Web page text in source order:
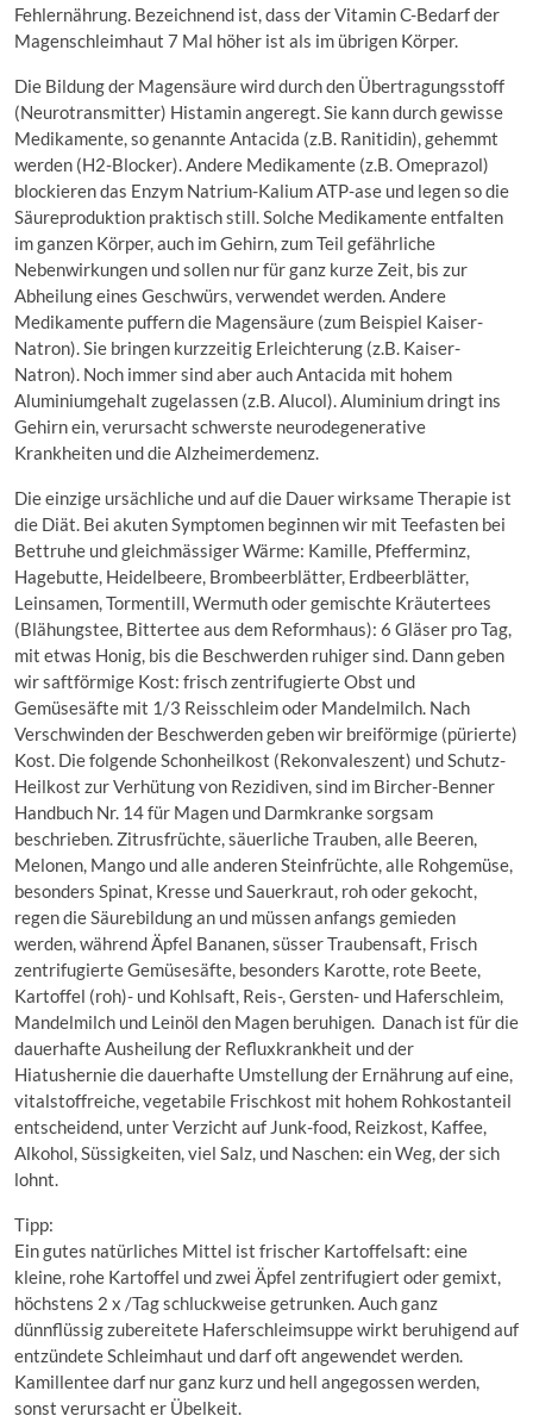
Fehlernährung. Bezeichnend ist, dass der Vitamin C-Bedarf der
Magenschleimhaut 7 Mal höher ist als im übrigen Körper.
Die Bildung der Magensäure wird durch den Übertragungsstoff
(Neurotransmitter) Histamin angeregt. Sie kann durch gewisse
Medikamente, so genannte Antacida (z.B. Ranitidin), gehemmt
werden (H2-Blocker). Andere Medikamente (z.B. Omeprazol)
blockieren das Enzym Natrium-Kalium ATP-ase und legen so die
Säureproduktion praktisch still. Solche Medikamente entfalten
im ganzen Körper, auch im Gehirn, zum Teil gefährliche
Nebenwirkungen und sollen nur für ganz kurze Zeit, bis zur
Abheilung eines Geschwürs, verwendet werden. Andere
Medikamente puffern die Magensäure (zum Beispiel Kaiser-
Natron). Sie bringen kurzzeitig Erleichterung (z.B. Kaiser-
Natron). Noch immer sind aber auch Antacida mit hohem
Aluminiumgehalt zugelassen (z.B. Alucol). Aluminium dringt ins
Gehirn ein, verursacht schwerste neurodegenerative
Krankheiten und die Alzheimerdemenz.
Die einzige ursächliche und auf die Dauer wirksame Therapie ist
die Diät. Bei akuten Symptomen beginnen wir mit Teefasten bei
Bettruhe und gleichmässiger Wärme: Kamille, Pfefferminz,
Hagebutte, Heidelbeere, Brombeerblätter, Erdbeerblätter,
Leinsamen, Tormentill, Wermuth oder gemischte Kräutertees
(Blähungstee, Bittertee aus dem Reformhaus): 6 Gläser pro Tag,
mit etwas Honig, bis die Beschwerden ruhiger sind. Dann geben
wir saftförmige Kost: frisch zentrifugierte Obst und
Gemüsesäfte mit 1/3 Reisschleim oder Mandelmilch. Nach
Verschwinden der Beschwerden geben wir breiförmige (pürierte)
Kost. Die folgende Schonheilkost (Rekonvaleszent) und Schutz-
Heilkost zur Verhütung von Rezidiven, sind im Bircher-Benner
Handbuch Nr. 14 für Magen und Darmkranke sorgsam
beschrieben. Zitrusfrüchte, säuerliche Trauben, alle Beeren,
Melonen, Mango und alle anderen Steinfrüchte, alle Rohgemüse,
besonders Spinat, Kresse und Sauerkraut, roh oder gekocht,
regen die Säurebildung an und müssen anfangs gemieden
werden, während Äpfel Bananen, süsser Traubensaft, Frisch
zentrifugierte Gemüsesäfte, besonders Karotte, rote Beete,
Kartoffel (roh)- und Kohlsaft, Reis-, Gersten- und Haferschleim,
Mandelmilch und Leinöl den Magen beruhigen. Danach ist für die
dauerhafte Ausheilung der Refluxkrankheit und der
Hiatushernie die dauerhafte Umstellung der Ernährung auf eine,
vitalstoffreiche, vegetabile Frischkost mit hohem Rohkostanteil
entscheidend, unter Verzicht auf Junk-food, Reizkost, Kaffee,
Alkohol, Süssigkeiten, viel Salz, und Naschen: ein Weg, der sich
lohnt.
Tipp:
Ein gutes natürliches Mittel ist frischer Kartoffelsaft: eine
kleine, rohe Kartoffel und zwei Äpfel zentrifugiert oder gemixt,
höchstens 2 x /Tag schluckweise getrunken. Auch ganz
dünnflüssig zubereitete Haferschleimsuppe wirkt beruhigend auf
entzündete Schleimhaut und darf oft angewendet werden.
Kamillentee darf nur ganz kurz und hell angegossen werden,
sonst verursacht er Übelkeit.